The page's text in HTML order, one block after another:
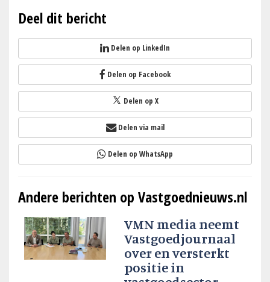
Deel dit bericht
Delen op LinkedIn
Delen op Facebook
Delen op X
Delen via mail
Delen op WhatsApp
Andere berichten op Vastgoednieuws.nl
VMN media neemt
Vastgoedjournaal
over en versterkt
positie in